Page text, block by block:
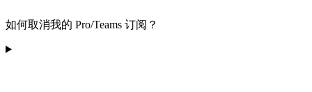
如何取消我的 Pro/Teams 订阅？